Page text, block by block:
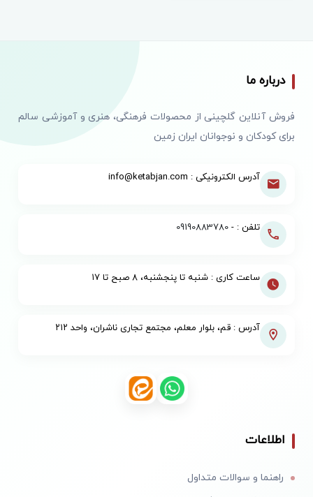
درباره ما
فروش آنلاین گلچینی از محصولات فرهنگی، هنری و آموزشی سالم
برای کودکان و نوجوانان ایران زمین
آدرس الکترونیکی : info@ketabjan.com
تلفن : -09190883780
ساعت کاری : شنبه تا پنجشنبه، ۸ صبح تا ۱۷
آدرس : قم، بلوار معلم، مجتمع تجاری ناشران، واحد ۲۱۲
اطلاعات
راهنما و سوالات متداول